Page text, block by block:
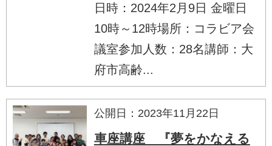
日時：2024年2月9日 金曜日
10時～12時場所：コラビア会
議室参加人数：28名講師：大
府市高齢...
公開日：2023年11月22日
車座講座 『夢をかなえる